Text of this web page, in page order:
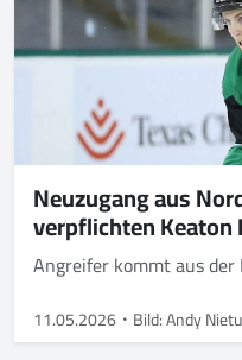
Neuzugang aus
verpflichten
Angreifer kommt aus der
11.05.2026 Bild: Andy